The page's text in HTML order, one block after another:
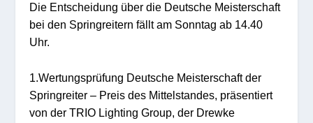
Die Entscheidung über die Deutsche Meisterschaft
bei den Springreitern fällt am Sonntag ab 14.40
Uhr.
1.Wertungsprüfung Deutsche Meisterschaft der
Springreiter – Preis des Mittelstandes, präsentiert
von der TRIO Lighting Group, der Drewke